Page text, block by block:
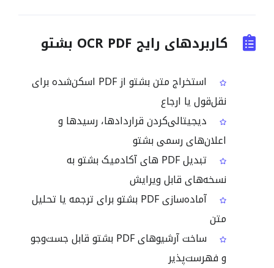
کاربردهای رایج OCR PDF بشتو
استخراج متن بشتو از PDF اسکن‌شده برای
نقل‌قول یا ارجاع
دیجیتالی‌کردن قراردادها، رسیدها و
اعلان‌های رسمی بشتو
تبدیل PDF های آکادمیک بشتو به
نسخه‌های قابل ویرایش
آماده‌سازی PDF بشتو برای ترجمه یا تحلیل
متن
ساخت آرشیوهای PDF بشتو قابل جست‌وجو
و فهرست‌پذیر